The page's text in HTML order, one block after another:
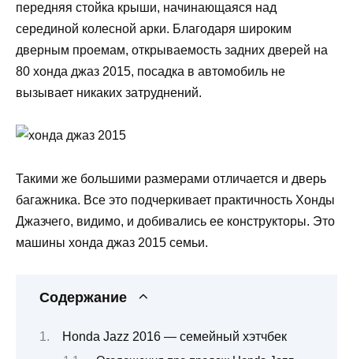
передняя стойка крыши, начинающаяся над
серединой колесной арки. Благодаря широким
дверным проемам, открываемость задних дверей на
80 хонда джаз 2015, посадка в автомобиль не
вызывает никаких затруднений.
Такими же большими размерами отличается и дверь
багажника. Все это подчеркивает практичность Хонды
Джазчего, видимо, и добивались ее конструкторы. Это
машины хонда джаз 2015 семьи.
Содержание
Honda Jazz 2016 — семейный хэтчбек